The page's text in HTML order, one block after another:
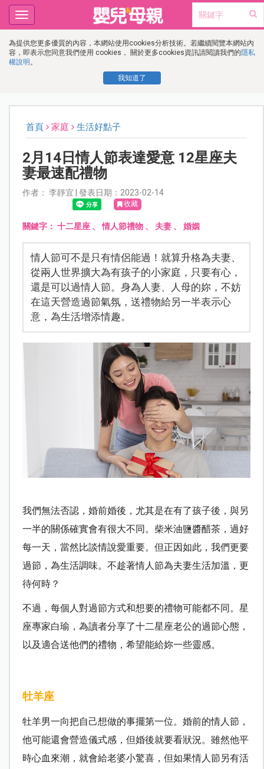
為提供您更多優質的內容，本網站使用cookies分析技術。若繼續閱覽本網站內
容，即表示您同意我們使用 cookies， 關於更多cookies資訊請閱讀我們的隱私
權說明 。
我知道了
Toggle
navigation
首頁 家庭 生活好點子
2月14日情人節表達愛意 12星座夫
妻最速配禮物
作者： 李靜宜 | 發表日期：2023-02-14
收藏
關鍵字： 十二星座、情人節禮物、 夫妻、 婚姻
情人節可不是只有情侶能過！就算升格為夫妻、
從兩人世界擴大為有孩子的小家庭，只要有心，
還是可以過情人節。身為人妻、人母的妳，不妨
在這天營造過節氣氛，送禮物給另一半表示心
意，為生活增添情趣。
我們無法否認，婚前婚後，尤其是在有了孩子後，與另
一半的關係確實會有很大不同。柴米油鹽醬醋茶，過好
每一天，當然比談情說愛重要。但正因如此，我們更要
過節，為生活調味。不趁著情人節為夫妻生活加溫，更
待何時？
不過，每個人對過節方式和想要的禮物可能都不同。星
座專家白瑜，為讀者分享了十二星座老公的過節心態，
以及適合送他們的禮物，希望能給妳一些靈感。
牡羊座
牡羊男一向把自己想做的事擺第一位。婚前的情人節，
他可能還會營造儀式感，但婚後就要看狀況。雖然他平
時心血來潮，就會給老婆小驚喜，但如果情人節另有活